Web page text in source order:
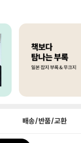
배송/반품/교환